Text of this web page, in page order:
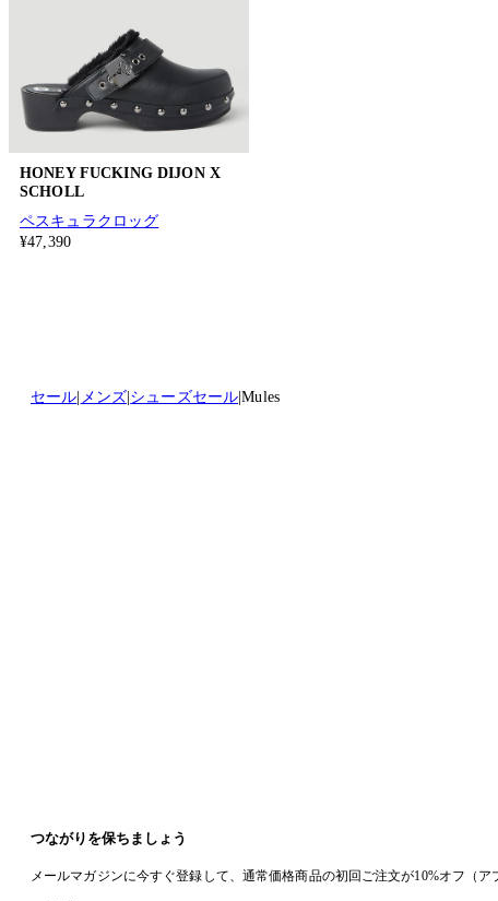
HONEY FUCKING DIJON X
SCHOLL
ペスキュラクロッグ
¥47,390
セール メンズ シューズセール Mules
つながりを保ちましょう
メールマガジンに今すぐ登録して、通常価格商品の初回ご注文が10%オフ（